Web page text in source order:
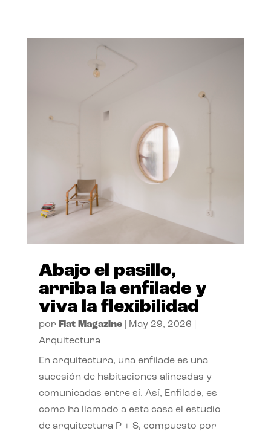
Abajo el pasillo,
arriba la enfilade y
viva la flexibilidad
por Flat Magazine| May 29, 2026
Arquitectura
En arquitectura, una enfilade es una
sucesión de habitaciones alineadas y
comunicadas entre sí. Así, Enfilade, es
como ha llamado a esta casa el estudio
de arquitectura P + S, compuesto por